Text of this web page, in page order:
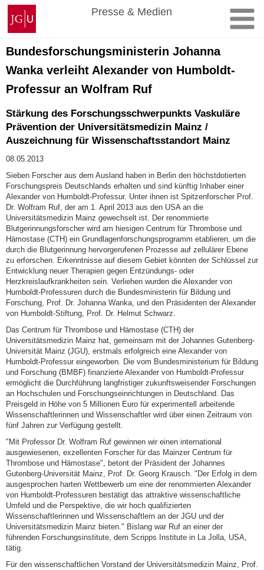
Zum
Inhalt
springen
Johannes
Gutenberg-
Universität
Mainz
Presse & Medien
Bundesforschungsministerin Johanna
Wanka verleiht Alexander von Humboldt-
Professur an Wolfram Ruf
Stärkung des Forschungsschwerpunkts Vaskuläre
Prävention der Universitätsmedizin Mainz /
Auszeichnung für Wissenschaftsstandort Mainz
08.05.2013
Sieben Forscher aus dem Ausland haben in Berlin den höchstdotierten
Forschungspreis Deutschlands erhalten und sind künftig Inhaber einer
Alexander von Humboldt-Professur. Unter ihnen ist Spitzenforscher Prof.
Dr. Wolfram Ruf, der am 1. April 2013 aus den USA an die
Universitätsmedizin Mainz gewechselt ist. Der renommierte
Blutgerinnungsforscher wird am hiesigen Centrum für Thrombose und
Hämostase (CTH) ein Grundlagenforschungsprogramm etablieren, um die
durch die Blutgerinnung hervorgerufenen Prozesse auf zellulärer Ebene
zu erforschen. Erkenntnisse auf diesem Gebiet könnten der Schlüssel zur
Entwicklung neuer Therapien gegen Entzündungs- oder
Herzkreislaufkrankheiten sein. Verliehen wurden die Alexander von
Humboldt-Professuren durch die Bundesministerin für Bildung und
Forschung, Prof. Dr. Johanna Wanka, und den Präsidenten der Alexander
von Humboldt-Stiftung, Prof. Dr. Helmut Schwarz.
Das Centrum für Thrombose und Hämostase (CTH) der
Universitätsmedizin Mainz hat, gemeinsam mit der Johannes Gutenberg-
Universität Mainz (JGU), erstmals erfolgreich eine Alexander von
Humboldt-Professur eingeworben. Die vom Bundesministerium für Bildung
und Forschung (BMBF) finanzierte Alexander von Humboldt-Professur
ermöglicht die Durchführung langfristiger zukunftsweisender Forschungen
an Hochschulen und Forschungseinrichtungen in Deutschland. Das
Preisgeld in Höhe von 5 Millionen Euro für experimentell arbeitende
Wissenschaftlerinnen und Wissenschaftler wird über einen Zeitraum von
fünf Jahren zur Verfügung gestellt.
"Mit Professor Dr. Wolfram Ruf gewinnen wir einen international
ausgewiesenen, exzellenten Forscher für das Mainzer Centrum für
Thrombose und Hämostase", betont der Präsident der Johannes
Gutenberg-Universität Mainz, Prof. Dr. Georg Krausch. "Der Erfolg in dem
ausgesprochen harten Wettbewerb um eine der renommierten Alexander
von Humboldt-Professuren bestätigt das attraktive wissenschaftliche
Umfeld und die Perspektive, die wir hoch qualifizierten
Wissenschaftlerinnen und Wissenschaftlern an der JGU und der
Universitätsmedizin Mainz bieten." Bislang war Ruf an einer der
führenden Forschungsinstitute, dem Scripps Institute in La Jolla, USA,
tätig.
Für den wissenschaftlichen Vorstand der Universitätsmedizin Mainz, Prof.